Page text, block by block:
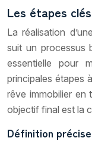
Les étapes
La réalisation
suit un processus
essentielle pour
principales étapes
rêve immobilier en
objectif final est la
Définition